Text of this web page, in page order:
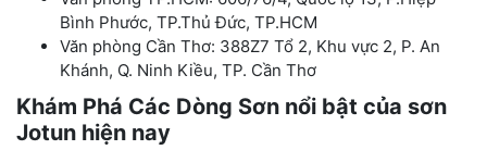
Bình Phước, TP.Thủ Đức, TP.HCM
Văn phòng Cần Thơ: 388Z7 Tổ 2, Khu vực 2, P. An
Khánh, Q. Ninh Kiều, TP. Cần Thơ
Khám Phá Các Dòng Sơn nổi bật của sơn
Jotun hiện nay